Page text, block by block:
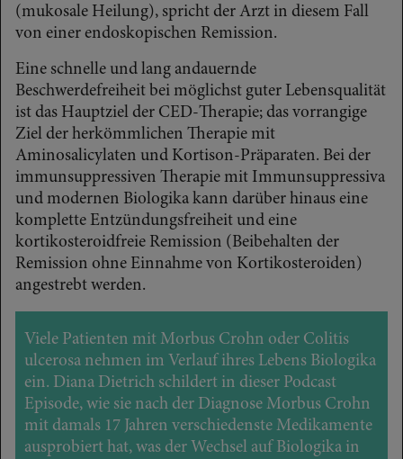
(mukosale Heilung), spricht der Arzt in diesem Fall
von einer endoskopischen Remission.
Eine schnelle und lang andauernde
Beschwerdefreiheit bei möglichst guter Lebensqualität
ist das Hauptziel der CED-Therapie; das vorrangige
Ziel der herkömmlichen Therapie mit
Aminosalicylaten und Kortison-Präparaten. Bei der
immunsuppressiven Therapie mit Immunsuppressiva
und modernen Biologika kann darüber hinaus eine
komplette Entzündungsfreiheit und eine
kortikosteroidfreie Remission (Beibehalten der
Remission ohne Einnahme von Kortikosteroiden)
angestrebt werden.
Viele Patienten mit Morbus Crohn oder Colitis
ulcerosa nehmen im Verlauf ihres Lebens Biologika
ein. Diana Dietrich schildert in dieser Podcast
Episode, wie sie nach der Diagnose Morbus Crohn
mit damals 17 Jahren verschiedenste Medikamente
ausprobiert hat, was der Wechsel auf Biologika in